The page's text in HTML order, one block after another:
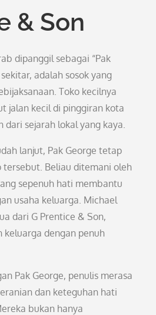
& Son
dipanggil sebagai “Pak
adalah sosok yang
Toko kecilnya
jalan kecil di pinggiran kota
dari sejarah lokal yang kaya.
lanjut, Pak George tetap
Beliau ditemani oleh
sepenuh hati membantu
usaha keluarga. Michael
dari G Prentice & Son,
keluarga dengan penuh
Pak George, penulis merasa
dan keteguhan hati
bukan hanya